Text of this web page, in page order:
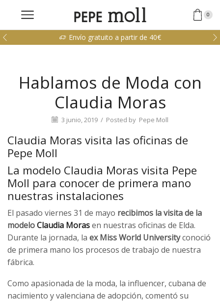
0
Envío gratuito a partir de 40€
Hablamos de Moda con
Claudia Moras
3 junio, 2019 / Posted by Pepe Moll
Claudia Moras visita las oficinas de
Pepe Moll
La modelo Claudia Moras visita Pepe
Moll para conocer de primera mano
nuestras instalaciones
El pasado viernes 31 de mayo recibimos la visita de la
modeloClaudia Morasen nuestras oficinas de Elda.
Durante la jornada, la ex Miss World Universityconoció
de primera mano los procesos de trabajo de nuestra
fábrica.
Como apasionada de la moda, la influencer, cubana de
nacimiento y valenciana de adopción, comentó su